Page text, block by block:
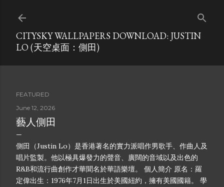
CITYSKY WALLPAPERS DOWNLOAD: JUSTIN
LO (天空桌面：側田)
FEATURED
June 12, 2026
藝人側田
側田（Justin Lo）是香港著名的實力派唱作男歌手、作曲人及
唱片監製。他以極具爆發力的聲音、廣闊的音域以及出色的
R&B和流行曲創作才華聞名於華語樂壇。 個人簡介 原名：羅
定偉出生：1976年7月1日出生於美國紐約，擁有美國國籍。 學